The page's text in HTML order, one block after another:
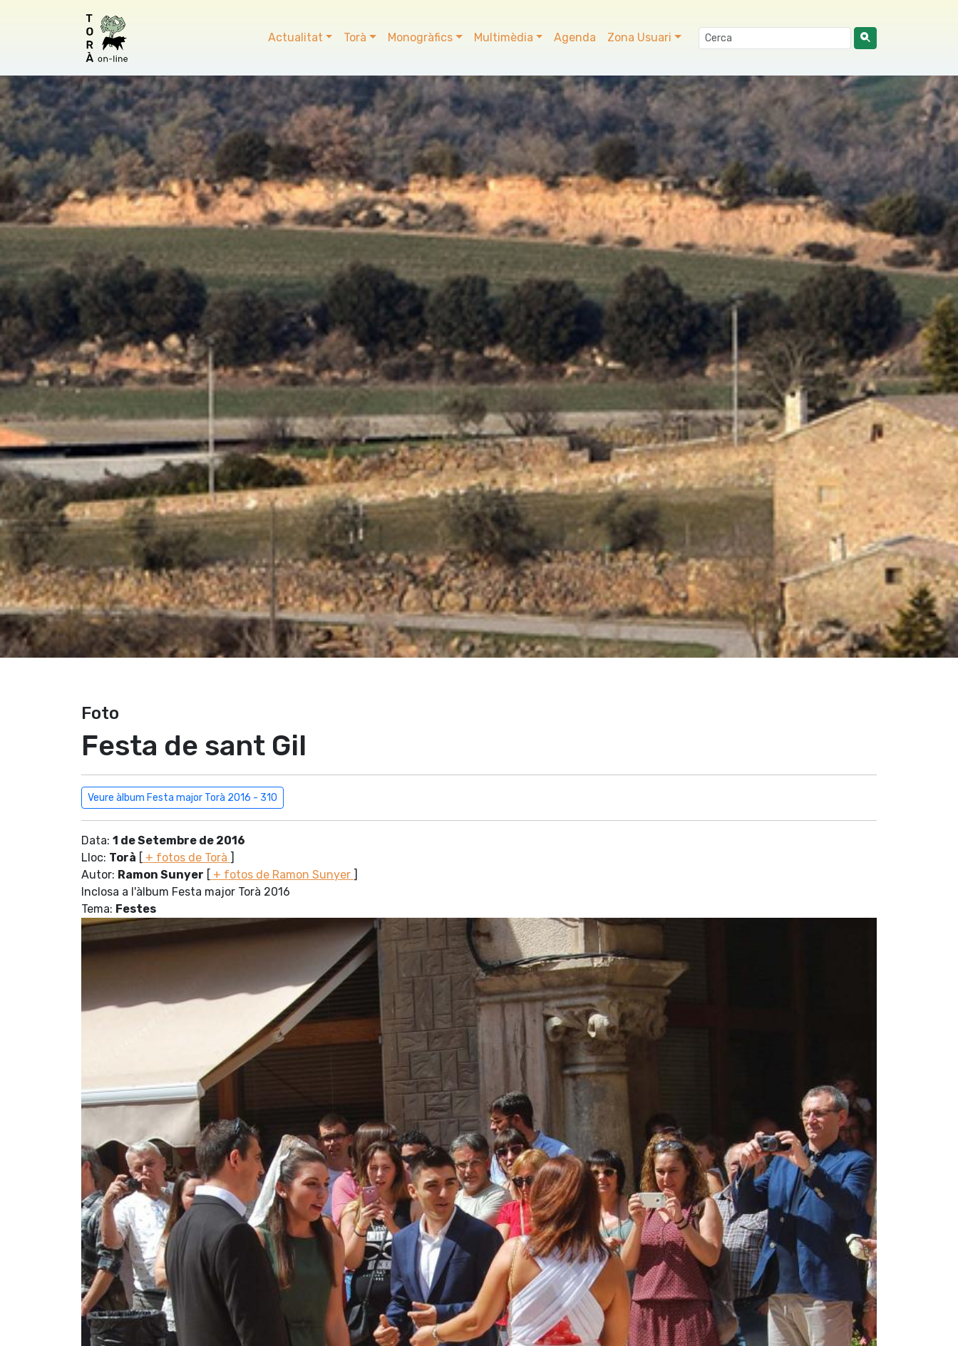
Actualitat Torà Monogràfics Multimèdia Agenda Zona Usuari
Foto
Festa de sant Gil
Veure àlbum Festa major Torà 2016 - 310
Data: 1 de Setembre de 2016
Lloc: Torà [ + fotos de Torà ]
Autor: Ramon Sunyer [ + fotos de Ramon Sunyer ]
Inclosa a l'àlbum Festa major Torà 2016
Tema: Festes